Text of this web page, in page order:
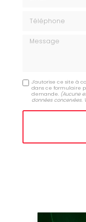
Message
J'autorise ce site à
dans ce formulaire
demande. (Aucune
données concervées.